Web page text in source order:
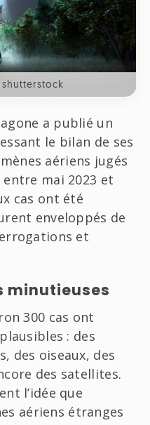
a publié un
le bilan de ses
aériens jugés
mai 2023 et
cas ont été
enveloppés de
et
minutieuses
300 cas ont
: des
des oiseaux, des
des satellites.
l’idée que
aériens étranges